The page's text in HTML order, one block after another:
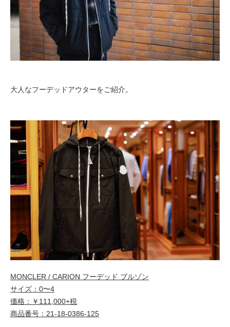
大人なフーデッドアウターをご紹介。
MONCLER / CARION フーデッド ブルゾン
サイズ：0〜4
価格：￥111,000+税
商品番号：21-18-0386-125